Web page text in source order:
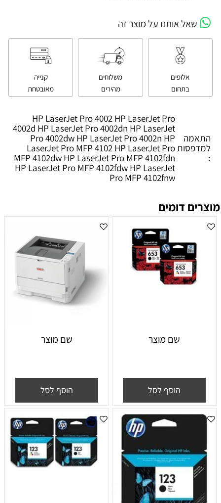
שאל אותנו על מוצר זה
אלופים
בתחום
משלוחים
מהירים
קנייה
מאובטחת
התאמה
למדפסות
:
HP LaserJet Pro 4002 HP LaserJet Pro
4002d HP LaserJet Pro 4002dn HP LaserJet
Pro 4002dw HP LaserJet Pro 4002n HP
LaserJet Pro MFP 4102 HP LaserJet Pro
MFP 4102dw HP LaserJet Pro MFP 4102fdn
HP LaserJet Pro MFP 4102fdw HP LaserJet
Pro MFP 4102fnw
מוצרים דומים
שם מוצר
הוסף לסל
שם מוצר
הוסף לסל